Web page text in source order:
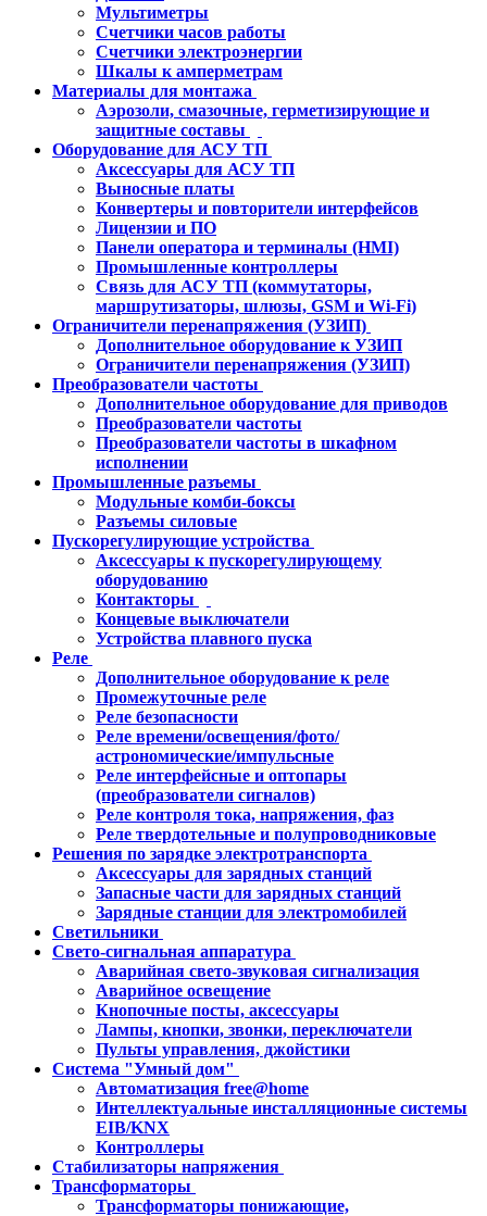
Мультиметры
Счетчики часов работы
Счетчики электроэнергии
Шкалы к амперметрам
Материалы для монтажа
Аэрозоли, смазочные, герметизирующие и
защитные составы
Оборудование для АСУ ТП
Аксессуары для АСУ ТП
Выносные платы
Конвертеры и повторители интерфейсов
Лицензии и ПО
Панели оператора и терминалы (HMI)
Промышленные контроллеры
Связь для АСУ ТП (коммутаторы,
маршрутизаторы, шлюзы, GSM и Wi-Fi)
Ограничители перенапряжения (УЗИП)
Дополнительное оборудование к УЗИП
Ограничители перенапряжения (УЗИП)
Преобразователи частоты
Дополнительное оборудование для приводов
Преобразователи частоты
Преобразователи частоты в шкафном
исполнении
Промышленные разъемы
Модульные комби-боксы
Разъемы силовые
Пускорегулирующие устройства
Аксессуары к пускорегулирующему
оборудованию
Контакторы
Концевые выключатели
Устройства плавного пуска
Реле
Дополнительное оборудование к реле
Промежуточные реле
Реле безопасности
Реле времени/освещения/фото/
астрономические/импульсные
Реле интерфейсные и оптопары
(преобразователи сигналов)
Реле контроля тока, напряжения, фаз
Реле твердотельные и полупроводниковые
Решения по зарядке электротранспорта
Аксессуары для зарядных станций
Запасные части для зарядных станций
Зарядные станции для электромобилей
Светильники
Свето-сигнальная аппаратура
Аварийная свето-звуковая сигнализация
Аварийное освещение
Кнопочные посты, аксессуары
Лампы, кнопки, звонки, переключатели
Пульты управления, джойстики
Система "Умный дом"
Автоматизация free@home
Интеллектуальные инсталляционные системы
EIB/KNX
Контроллеры
Стабилизаторы напряжения
Трансформаторы
Трансформаторы понижающие,